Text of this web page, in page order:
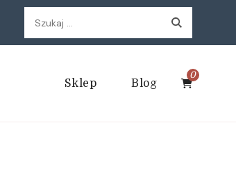
Szukaj:
Sklep Blog
0